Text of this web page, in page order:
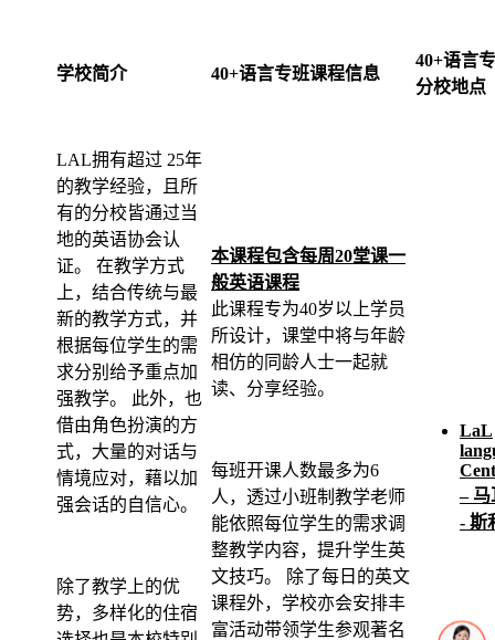
学校简介 40+语言专班课程信息
40+语言
分校地点
LAL拥有超过 25年
的教学经验，且所
有的分校皆通过当
地的英语协会认
证。 在教学方式
上，结合传统与最
新的教学方式，并
根据每位学生的需
求分别给予重点加
强教学。 此外，也
借由角色扮演的方
式，大量的对话与
情境应对，藉以加
强会话的自信心。
除了教学上的优
势，多样化的住宿
本课程包含每周20堂课一
般英语课程
此课程专为40岁以上学员
所设计，课堂中将与年龄
相仿的同龄人士一起就
读、分享经验。
每班开课人数最多为6
人，透过小班制教学老师
能依照每位学生的需求调
整教学内容，提升学生英
文技巧。 除了每日的英文
课程外，学校亦会安排丰
富活动带领学生参观著名
LaL
– 马
- 斯